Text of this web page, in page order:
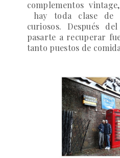
complementos
hay toda clase de
curiosos. Después
pasarte a recuperar
tanto puestos de